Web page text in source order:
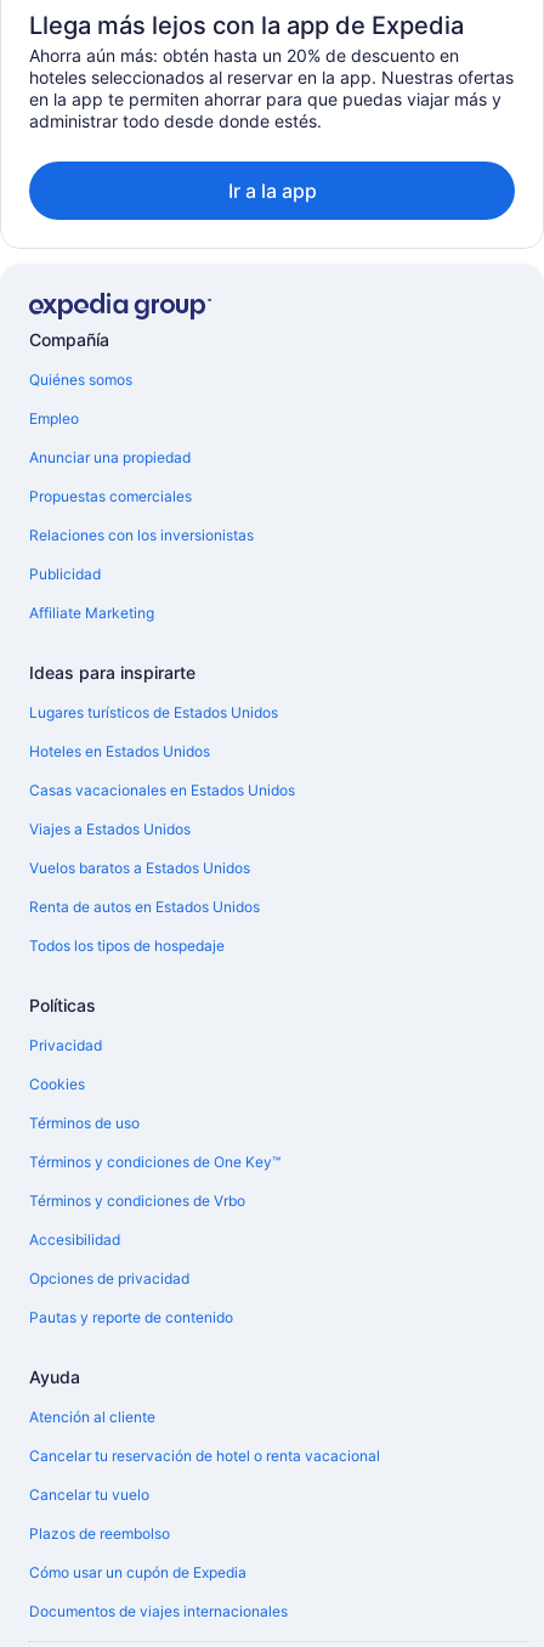
Llega más lejos con la app de Expedia
Ahorra aún más: obtén hasta un 20% de descuento en
hoteles seleccionados al reservar en la app. Nuestras ofertas
en la app te permiten ahorrar para que puedas viajar más y
administrar todo desde donde estés.
Ir a la app
Compañía
Quiénes somos
Empleo
Anunciar una propiedad
Propuestas comerciales
Relaciones con los inversionistas
Publicidad
Affiliate Marketing
Ideas para inspirarte
Lugares turísticos de Estados Unidos
Hoteles en Estados Unidos
Casas vacacionales en Estados Unidos
Viajes a Estados Unidos
Vuelos baratos a Estados Unidos
Renta de autos en Estados Unidos
Todos los tipos de hospedaje
Políticas
Privacidad
Cookies
Términos de uso
Términos y condiciones de One Key™
Términos y condiciones de Vrbo
Accesibilidad
Opciones de privacidad
Pautas y reporte de contenido
Ayuda
Atención al cliente
Cancelar tu reservación de hotel o renta vacacional
Cancelar tu vuelo
Plazos de reembolso
Cómo usar un cupón de Expedia
Documentos de viajes internacionales